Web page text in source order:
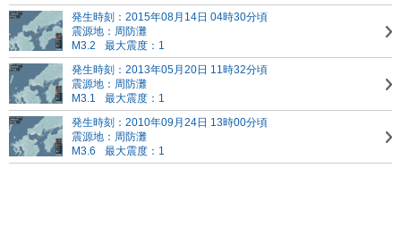
発生時刻：2015年08月14日 04時30分頃
震源地：周防灘
M3.2
最大震度：1
発生時刻：2013年05月20日 11時32分頃
震源地：周防灘
M3.1
最大震度：1
発生時刻：2010年09月24日 13時00分頃
震源地：周防灘
M3.6
最大震度：1